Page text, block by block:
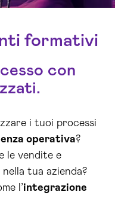
formativi
con
i tuoi processi
operativa?
le vendite e
tua azienda?
l’integrazione